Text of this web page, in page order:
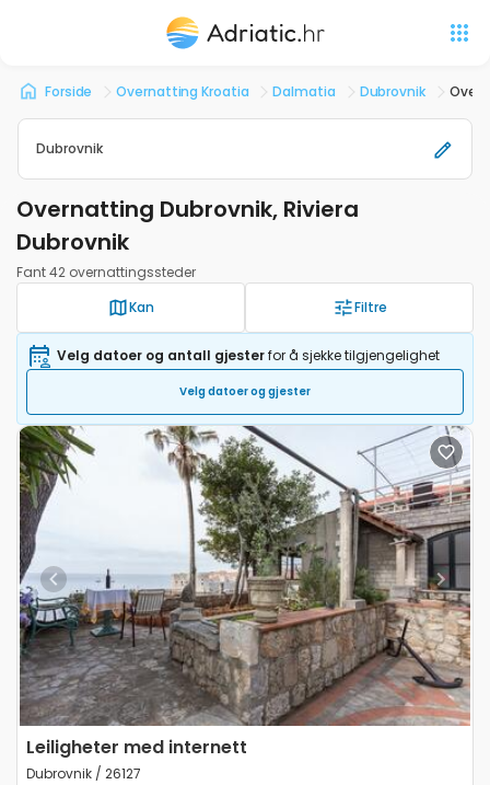
Forside Overnatting Kroatia Dalmatia Dubrovnik
Dubrovnik
Overnatting Dubrovnik, Riviera
Dubrovnik
Fant 42 overnattingssteder
Kan
Filtre
Velg datoer og antall gjesterfor å sjekke tilgjengelighet
Velg datoer og gjester
Previous Next
Leiligheter med internett
Dubrovnik / 26127